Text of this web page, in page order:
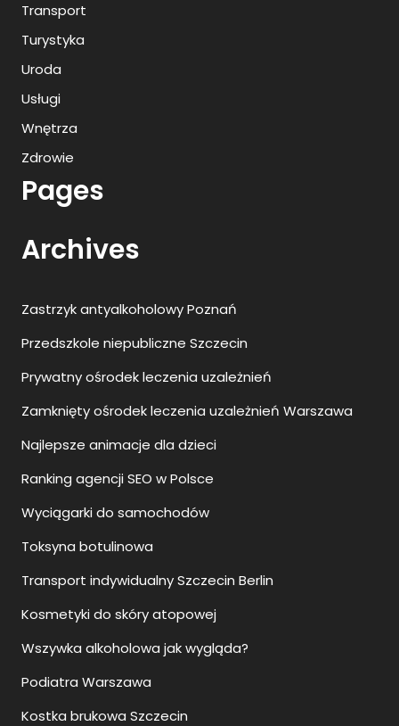
Transport
Turystyka
Uroda
Usługi
Wnętrza
Zdrowie
Pages
Archives
Zastrzyk antyalkoholowy Poznań
Przedszkole niepubliczne Szczecin
Prywatny ośrodek leczenia uzależnień
Zamknięty ośrodek leczenia uzależnień Warszawa
Najlepsze animacje dla dzieci
Ranking agencji SEO w Polsce
Wyciągarki do samochodów
Toksyna botulinowa
Transport indywidualny Szczecin Berlin
Kosmetyki do skóry atopowej
Wszywka alkoholowa jak wygląda?
Podiatra Warszawa
Kostka brukowa Szczecin